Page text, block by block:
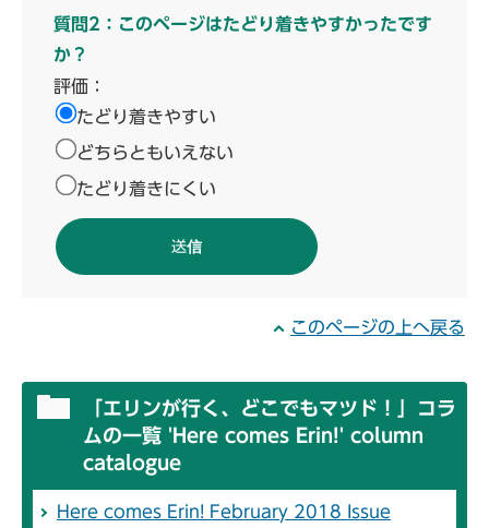
質問2：このページはたどり着きやすかったです
か？
評価：
たどり着きやすい
どちらともいえない
たどり着きにくい
このページの上へ戻る
「エリンが行く、どこでもマツド！」コラ
ムの一覧 'Here comes Erin!' column
catalogue
Here comes Erin! February 2018 Issue